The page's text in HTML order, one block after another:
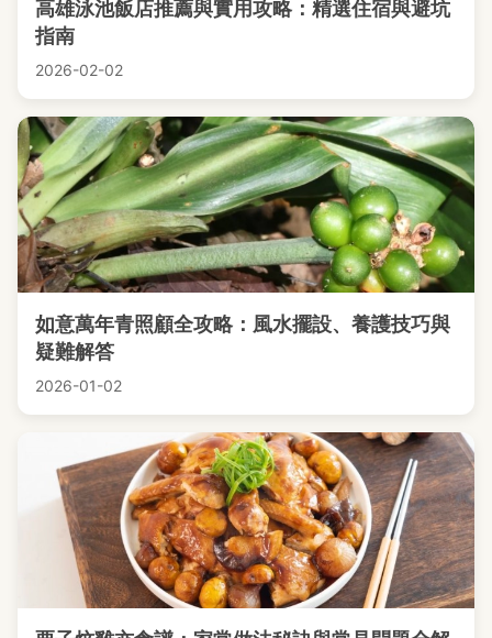
高雄泳池飯店推薦與實用攻略：精選住宿與避坑
指南
2026-02-02
如意萬年青照顧全攻略：風水擺設、養護技巧與
疑難解答
2026-01-02